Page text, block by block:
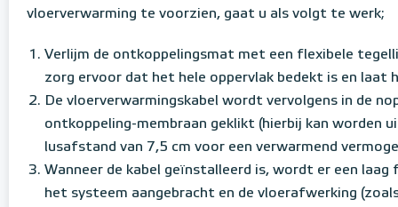
vloerverwarming te voorzien, gaat u als volgt te werk;
Verlijm de ontkoppelingsmat met een flexibele
zorg ervoor dat het hele oppervlak bedekt is en laat
De vloerverwarmingskabel wordt vervolgens in de
ontkoppeling-membraan geklikt (hierbij kan worden
lusafstand van 7,5 cm voor een verwarmend
Wanneer de kabel geïnstalleerd is, wordt er een
het systeem aangebracht en de vloerafwerking